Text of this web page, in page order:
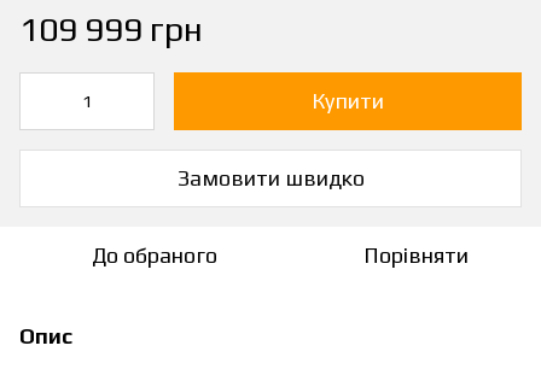
109 999 грн
Купити
Замовити швидко
До обраного Порівняти
Опис